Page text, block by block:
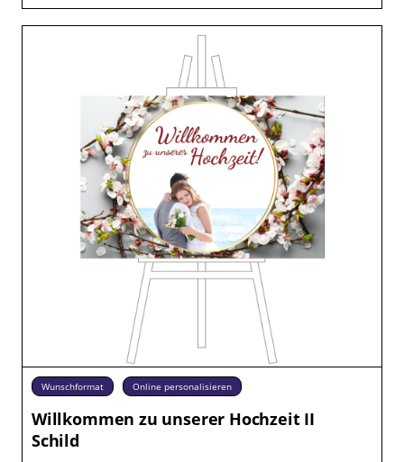
Wunschformat Online personalisieren
Willkommen zu unserer Hochzeit II
Schild